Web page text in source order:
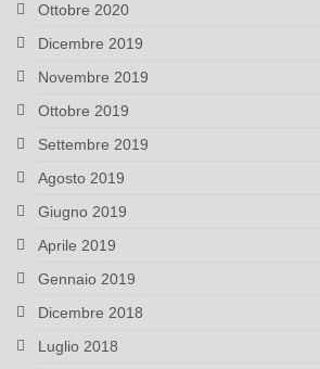
Ottobre 2020
Dicembre 2019
Novembre 2019
Ottobre 2019
Settembre 2019
Agosto 2019
Giugno 2019
Aprile 2019
Gennaio 2019
Dicembre 2018
Luglio 2018